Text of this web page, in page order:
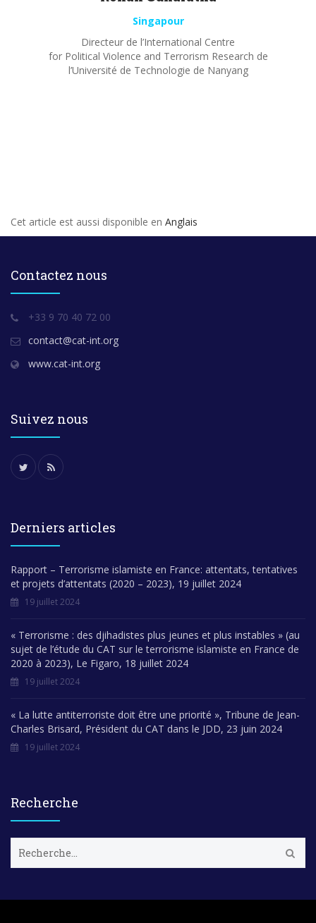
Singapour
Directeur de l’International Centre
for Political Violence and Terrorism Research de
l’Université de Technologie de Nanyang
Cet article est aussi disponible en Anglais
Contactez nous
+33 9 70 40 72 00
contact@cat-int.org
www.cat-int.org
Suivez nous
Derniers articles
Rapport – Terrorisme islamiste en France: attentats, tentatives
et projets d’attentats (2020 – 2023), 19 juillet 2024
19 juillet 2024
« Terrorisme : des djihadistes plus jeunes et plus instables » (au
sujet de l’étude du CAT sur le terrorisme islamiste en France de
2020 à 2023), Le Figaro, 18 juillet 2024
19 juillet 2024
« La lutte antiterroriste doit être une priorité », Tribune de Jean-
Charles Brisard, Président du CAT dans le JDD, 23 juin 2024
19 juillet 2024
Recherche
c
e